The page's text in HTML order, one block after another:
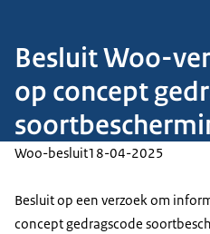
Besluit Woo-
op concept
Woo-besluit18-04-2025
Besluit op een verzoek om
concept gedragscode